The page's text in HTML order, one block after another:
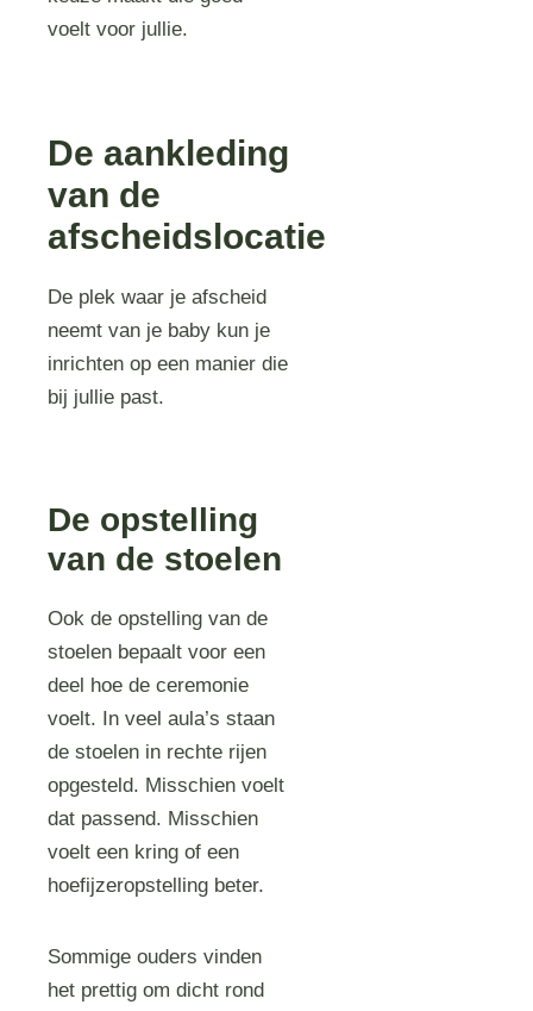
voelt voor jullie.
De aankleding
van de
afscheidslocatie
De plek waar je afscheid
neemt van je baby kun je
inrichten op een manier die
bij jullie past.
De opstelling
van de stoelen
Ook de opstelling van de
stoelen bepaalt voor een
deel hoe de ceremonie
voelt. In veel aula’s staan
de stoelen in rechte rijen
opgesteld. Misschien voelt
dat passend. Misschien
voelt een kring of een
hoefijzeropstelling beter.
Sommige ouders vinden
het prettig om dicht rond